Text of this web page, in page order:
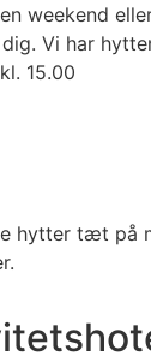
weekend
Vi har
15.00
hytter tæt på